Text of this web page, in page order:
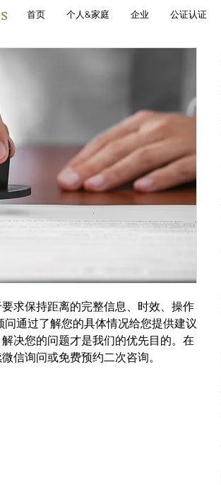
首页 个人&家庭 企业 公证认证
求保持距离的完整信息、时效、操作
通过了解您的具体情况给您提供建议
决您的问题才是我们的优先目的。在
信询问或免费预约二次咨询。